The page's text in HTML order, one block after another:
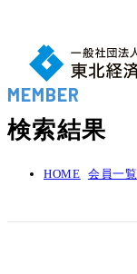
MEMBER
検索結果
HOME 会員一覧